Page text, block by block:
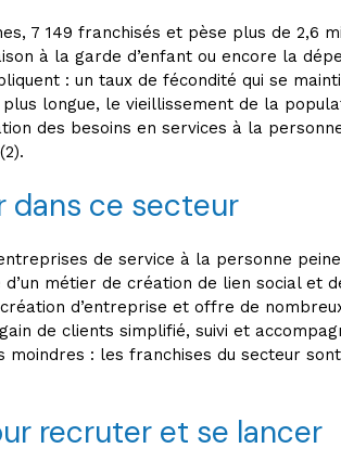
7 149 franchisés et pèse plus de 2,6
à la garde d’enfant ou encore la
: un taux de fécondité qui se
longue, le vieillissement de la
des besoins en services à la
dans ce secteur
de service à la personne
métier de création de lien social et
d’entreprise et offre de
de clients simplifié, suivi et
: les franchises du secteur
recruter et se lancer